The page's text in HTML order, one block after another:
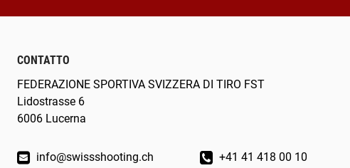
CONTATTO
FEDERAZIONE SPORTIVA SVIZZERA DI TIRO FST
Lidostrasse 6
6006 Lucerna
info@swissshooting.ch +41 41 418 00 10